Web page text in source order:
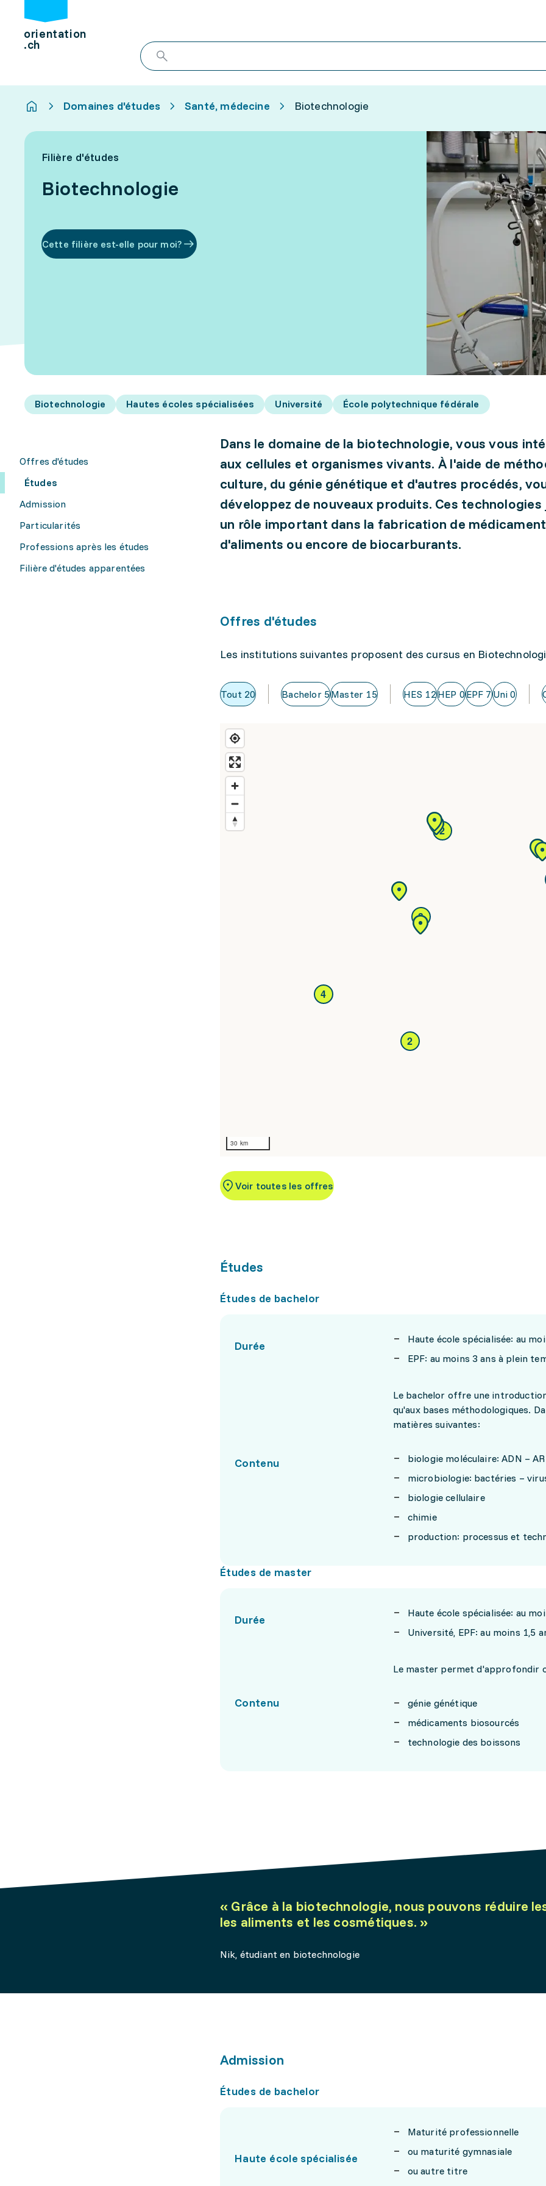
orientation
.ch
Domaines d'études Santé, médecine Biotechnologie
Filière d'études
Biotechnologie
Cette filière est-elle pour moi?
Biotechnologie Hautes écoles spécialisées Université École polytechnique fédérale
Offres d'études
Études
Admission
Particularités
Professions après les études
Filière d'études apparentées
Dans le domaine de la biotechnologie, vous vous
aux cellules et organismes vivants. À l'aide de
culture, du génie génétique et d'autres procédés,
développez de nouveaux produits. Ces
un rôle important dans la fabrication de
d'aliments ou encore de biocarburants.
Offres d'études
Les institutions suivantes proposent des cursus en
Tout 20 Bachelor5Master 15 HES 12HEP 0EPF 7Uni 0
3
4
2
2
30 km
Voir toutes les offres
Études
Études de bachelor
Durée
Haute école spécialisée: au
EPF: au moins 3 ans à plein
Contenu
Le bachelor offre une
qu'aux bases méthodologiques.
matières suivantes:
biologie moléculaire: ADN –
microbiologie: bactéries –
biologie cellulaire
chimie
production: processus et
Études de master
Durée
Haute école spécialisée: au
Université, EPF: au moins 1,5
Contenu
Le master permet d'approfondir
génie génétique
médicaments biosourcés
technologie des boissons
« Grâce à la biotechnologie, nous pouvons réduire
les aliments et les cosmétiques. »
Nik, étudiant en biotechnologie
Admission
Études de bachelor
Haute école spécialisée
Maturité professionnelle
ou maturité gymnasiale
ou autre titre